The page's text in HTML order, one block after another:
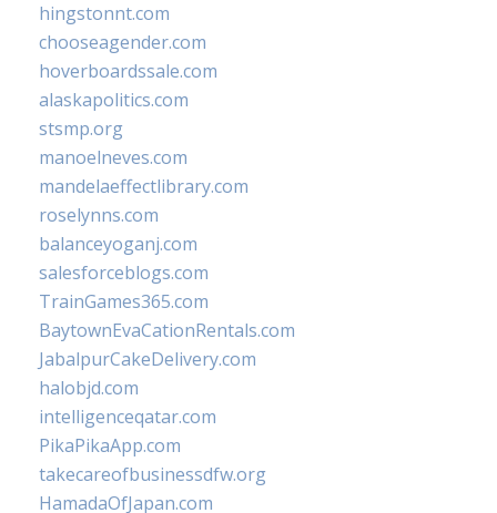
hingstonnt.com
chooseagender.com
hoverboardssale.com
alaskapolitics.com
stsmp.org
manoelneves.com
mandelaeffectlibrary.com
roselynns.com
balanceyoganj.com
salesforceblogs.com
TrainGames365.com
BaytownEvaCationRentals.com
JabalpurCakeDelivery.com
halobjd.com
intelligenceqatar.com
PikaPikaApp.com
takecareofbusinessdfw.org
HamadaOfJapan.com